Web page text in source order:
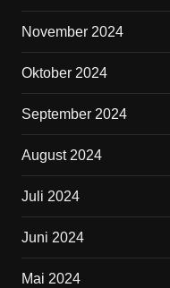
November 2024
Oktober 2024
September 2024
August 2024
Juli 2024
Juni 2024
Mai 2024